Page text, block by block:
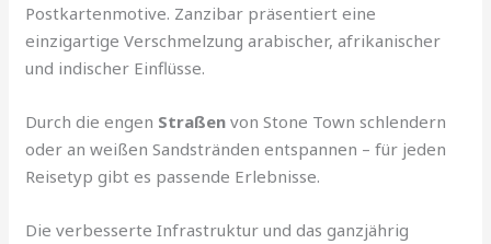
Postkartenmotive. Zanzibar präsentiert eine
einzigartige Verschmelzung arabischer, afrikanischer
und indischer Einflüsse.
Durch die engen Straßen von Stone Town schlendern
oder an weißen Sandstränden entspannen – für jeden
Reisetyp gibt es passende Erlebnisse.
Die verbesserte Infrastruktur und das ganzjährig